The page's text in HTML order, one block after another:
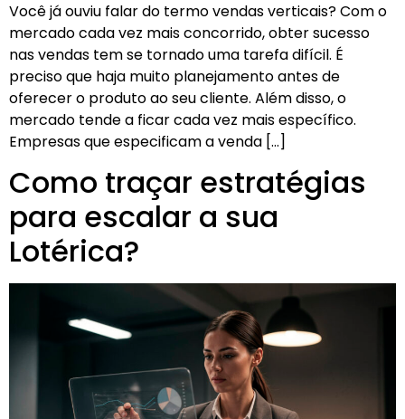
Você já ouviu falar do termo vendas verticais? Com o
mercado cada vez mais concorrido, obter sucesso
nas vendas tem se tornado uma tarefa difícil. É
preciso que haja muito planejamento antes de
oferecer o produto ao seu cliente. Além disso, o
mercado tende a ficar cada vez mais específico.
Empresas que especificam a venda […]
Como traçar estratégias
para escalar a sua
Lotérica?